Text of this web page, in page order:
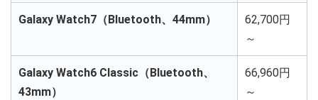
Galaxy Watch7（Bluetooth、44mm）
62,700円
～
Galaxy Watch6 Classic（Bluetooth、
43mm）
66,960円
～